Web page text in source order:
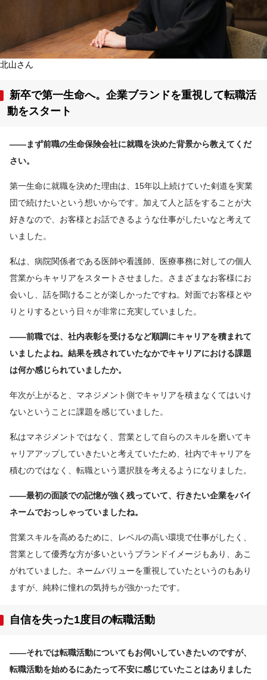
北山さん
新卒で第一生命へ。企業ブランドを重視して転職活
動をスタート
――まず前職の生命保険会社に就職を決めた背景から教えてくだ
さい。
第一生命に就職を決めた理由は、15年以上続けていた剣道を実業
団で続けたいという想いからです。加えて人と話をすることが大
好きなので、お客様とお話できるような仕事がしたいなと考えて
いました。
私は、病院関係者である医師や看護師、医療事務に対しての個人
営業からキャリアをスタートさせました。さまざまなお客様にお
会いし、話を聞けることが楽しかったですね。対面でお客様とや
りとりするという日々が非常に充実していました。
――前職では、社内表彰を受けるなど順調にキャリアを積まれて
いましたよね。結果を残されていたなかでキャリアにおける課題
は何か感じられていましたか。
年次が上がると、マネジメント側でキャリアを積まなくてはいけ
ないということに課題を感じていました。
私はマネジメントではなく、営業として自らのスキルを磨いてキ
ャリアアップしていきたいと考えていたため、社内でキャリアを
積むのではなく、転職という選択肢を考えるようになりました。
――最初の面談での記憶が強く残っていて、行きたい企業をバイ
ネームでおっしゃっていましたね。
営業スキルを高めるために、レベルの高い環境で仕事がしたく、
営業として優秀な方が多いというブランドイメージもあり、あこ
がれていました。ネームバリューを重視していたというのもあり
ますが、純粋に憧れの気持ちが強かったです。
自信を失った1度目の転職活動
――それでは転職活動についてもお伺いしていきたいのですが、
転職活動を始めるにあたって不安に感じていたことはありました